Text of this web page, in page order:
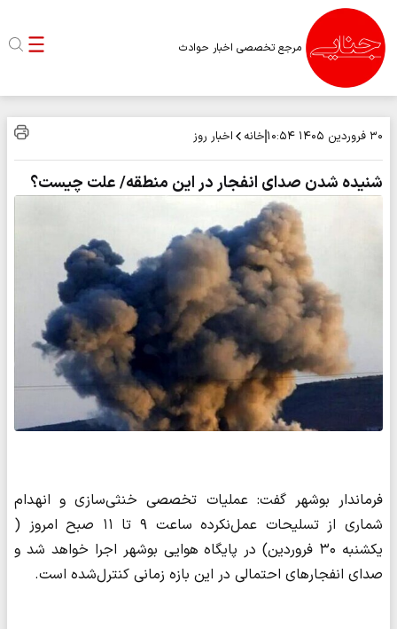
مرجع تخصصی اخبار حوادث
۳۰ فروردین ۱۴۰۵ ۱۰:۵۴ خانه اخبار روز
شنیده شدن صدای انفجار در این منطقه/ علت چیست؟
فرماندار بوشهر گفت: عملیات تخصصی خنثی‌سازی و انهدام
شماری از تسلیحات عمل‌نکرده ساعت ۹ تا ۱۱ صبح امروز (
یکشنبه ۳۰ فروردین) در پایگاه هوایی بوشهر اجرا خواهد شد و
صدای انفجارهای احتمالی در این بازه زمانی کنترل‌شده است.